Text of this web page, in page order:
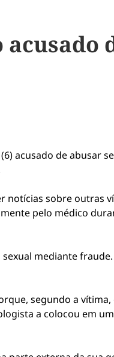
acusado
acusado de abusar
notícias sobre outras
pelo médico
mediante
segundo a
a colocou em